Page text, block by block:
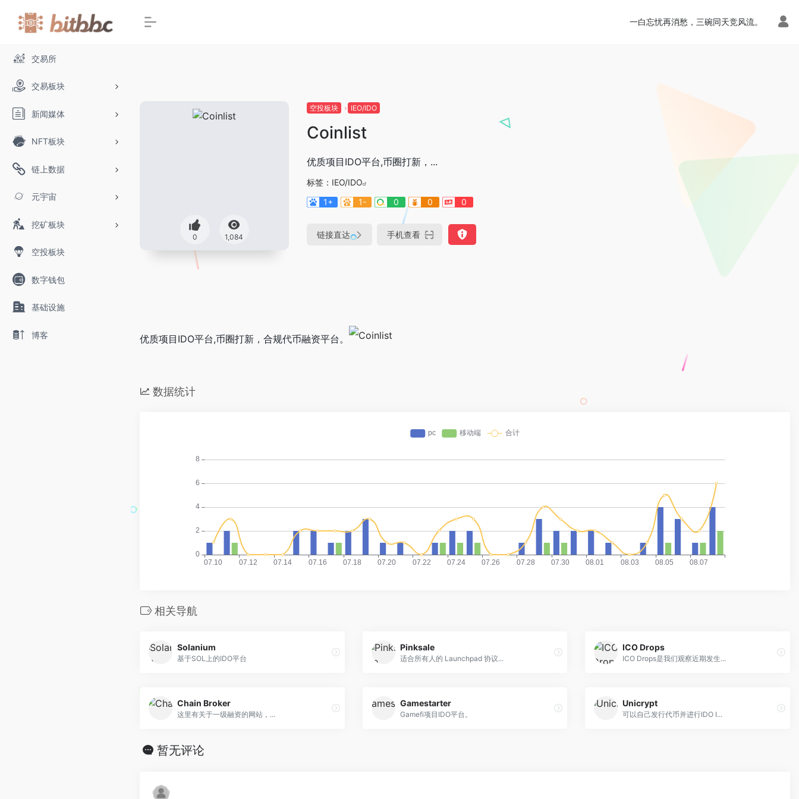
交易所
交易板块
新闻媒体
NFT板块
链上数据
元宇宙
挖矿板块
空投板块
数字钱包
基础设施
博客
一白忘忧再消愁，三碗同天竞风流。
0 1,084
空投板块 IEO/IDO
Coinlist
优质项目IDO平台,币圈打新，...
标签： IEO/IDO
1+
1- 0 0 0
链接直达 手机查看
优质项目IDO平台,币圈打新，合规代币融资平台。
数据统计
相关导航
Solanium
基于SOL上的IDO平台
Pinksale
适合所有人的 Launchpad 协议...
ICO Drops
ICO Drops是我们观察近期发生...
Chain Broker
这里有关于一级融资的网站，...
Gamestarter
Gamefi项目IDO平台。
Unicrypt
可以自己发行代币并进行IDO I...
暂无评论